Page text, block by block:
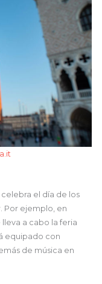
el día de los
Por ejemplo, en
a cabo la feria
equipado con
de música en